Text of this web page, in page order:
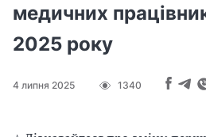
медичних
2025 року
4 липня 2025 1340
ж
н
р